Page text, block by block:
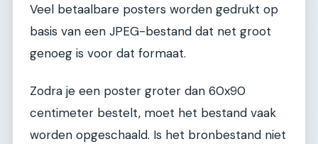
Veel betaalbare posters worden gedrukt op
basis van een JPEG-bestand dat net groot
genoeg is voor dat formaat.
Zodra je een poster groter dan 60x90
centimeter bestelt, moet het bestand vaak
worden opgeschaald. Is het bronbestand niet